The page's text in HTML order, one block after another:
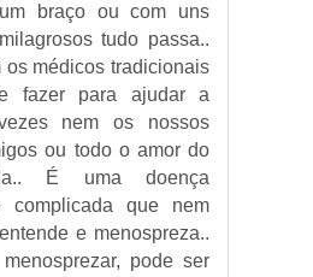
braço ou com uns
tudo passa..
os médicos tradicionais
fazer para ajudar a
nem os nossos
ou todo o amor do
É uma doença
complicada que nem
e menospreza..
pode ser